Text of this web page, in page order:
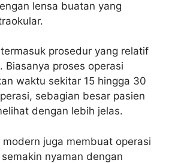
lensa buatan yang
prosedur yang relatif
Biasanya proses operasi
waktu sekitar 15 hingga 30
sebagian besar pasien
dengan lebih jelas.
juga membuat operasi
nyaman dengan